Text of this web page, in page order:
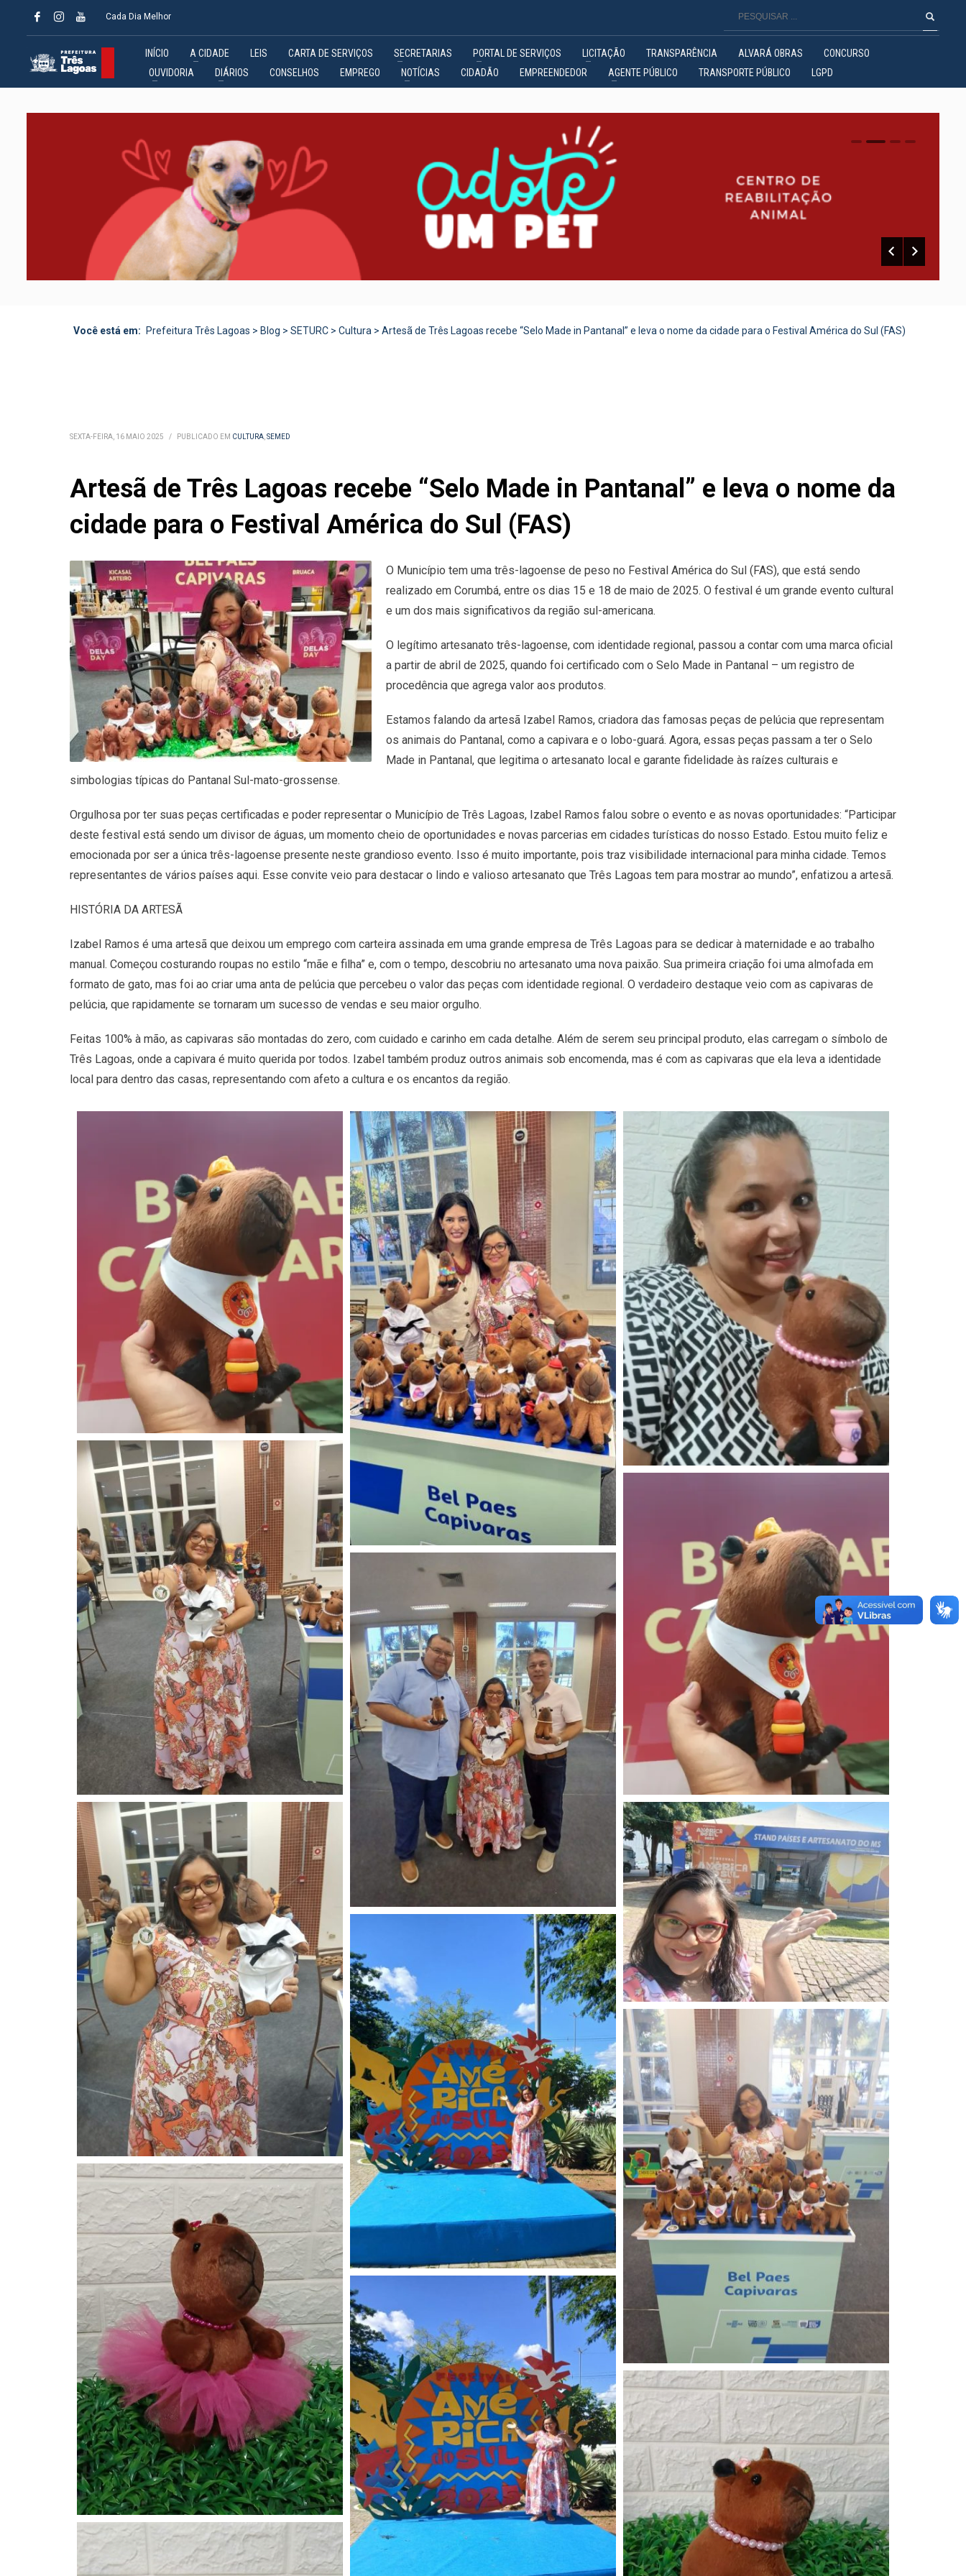
Cada Dia Melhor
INÍCIO A CIDADE LEIS CARTA DE SERVIÇOS SECRETARIAS PORTAL DE SERVIÇOS LICITAÇÃO TRANSPARÊNCIA ALVARÁ OBRAS
CONCURSO
OUVIDORIA
DIÁRIOS CONSELHOS EMPREGO NOTÍCIAS CIDADÃO EMPREENDEDOR AGENTE PÚBLICO TRANSPORTE PÚBLICO LGPD
0 1 2
Você está em: Prefeitura Três Lagoas > Blog > SETURC > Cultura > Artesã de Três Lagoas recebe “Selo Made in Pantanal” e leva o nome da cidade para o Festival América do Sul (FAS)
SEXTA-FEIRA, 16 MAIO 2025 / PUBLICADO EM CULTURA,SEMED
Artesã de Três Lagoas recebe “Selo Made in Pantanal” e leva o nome da
cidade para o Festival América do Sul (FAS)
O Município tem uma três-lagoense de peso no Festival América do Sul (FAS), que está sendo
realizado em Corumbá, entre os dias 15 e 18 de maio de 2025. O festival é um grande evento cultural
e um dos mais significativos da região sul-americana.
O legítimo artesanato três-lagoense, com identidade regional, passou a contar com uma marca oficial
a partir de abril de 2025, quando foi certificado com o Selo Made in Pantanal – um registro de
procedência que agrega valor aos produtos.
Estamos falando da artesã Izabel Ramos, criadora das famosas peças de pelúcia que representam
os animais do Pantanal, como a capivara e o lobo-guará. Agora, essas peças passam a ter o Selo
Made in Pantanal, que legitima o artesanato local e garante fidelidade às raízes culturais e
simbologias típicas do Pantanal Sul-mato-grossense.
Orgulhosa por ter suas peças certificadas e poder representar o Município de Três Lagoas, Izabel Ramos falou sobre o evento e as novas oportunidades: “Participar
deste festival está sendo um divisor de águas, um momento cheio de oportunidades e novas parcerias em cidades turísticas do nosso Estado. Estou muito feliz e
emocionada por ser a única três-lagoense presente neste grandioso evento. Isso é muito importante, pois traz visibilidade internacional para minha cidade. Temos
representantes de vários países aqui. Esse convite veio para destacar o lindo e valioso artesanato que Três Lagoas tem para mostrar ao mundo”, enfatizou a artesã.
HISTÓRIA DA ARTESÃ
Izabel Ramos é uma artesã que deixou um emprego com carteira assinada em uma grande empresa de Três Lagoas para se dedicar à maternidade e ao trabalho
manual. Começou costurando roupas no estilo “mãe e filha” e, com o tempo, descobriu no artesanato uma nova paixão. Sua primeira criação foi uma almofada em
formato de gato, mas foi ao criar uma anta de pelúcia que percebeu o valor das peças com identidade regional. O verdadeiro destaque veio com as capivaras de
pelúcia, que rapidamente se tornaram um sucesso de vendas e seu maior orgulho.
Feitas 100% à mão, as capivaras são montadas do zero, com cuidado e carinho em cada detalhe. Além de serem seu principal produto, elas carregam o símbolo de
Três Lagoas, onde a capivara é muito querida por todos. Izabel também produz outros animais sob encomenda, mas é com as capivaras que ela leva a identidade
local para dentro das casas, representando com afeto a cultura e os encantos da região.